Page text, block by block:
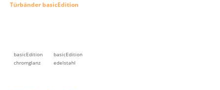
Türbänder basicEdition
basicEdition
chromglanz
basicEdition
edelstahl